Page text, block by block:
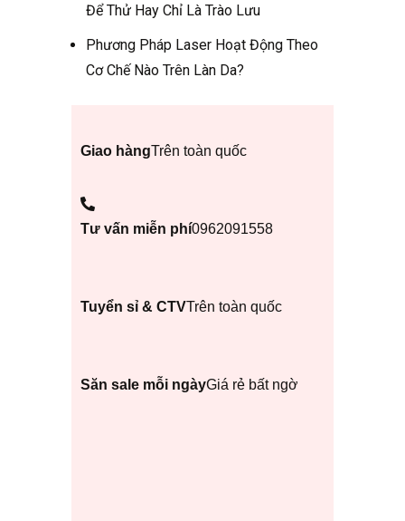
Để Thử Hay Chỉ Là Trào Lưu
Phương Pháp Laser Hoạt Động Theo
Cơ Chế Nào Trên Làn Da?
Giao hàngTrên toàn quốc
Tư vấn miễn phí0962091558
Tuyển sỉ & CTVTrên toàn quốc
Săn sale mỗi ngàyGiá rẻ bất ngờ